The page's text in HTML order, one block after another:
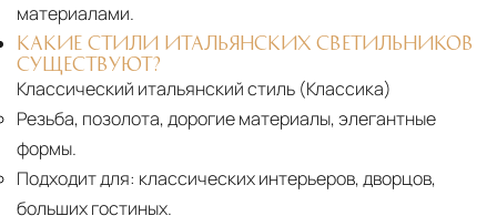
материалами.
КАКИЕ СТИЛИ ИТАЛЬЯНСКИХ СВЕТИЛЬНИКОВ
СУЩЕСТВУЮТ?
Классический итальянский стиль (Классика)
Резьба, позолота, дорогие материалы, элегантные
формы.
Подходит для: классических интерьеров, дворцов,
больших гостиных.